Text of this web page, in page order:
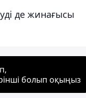
де жинағысы
болып оқыңыз